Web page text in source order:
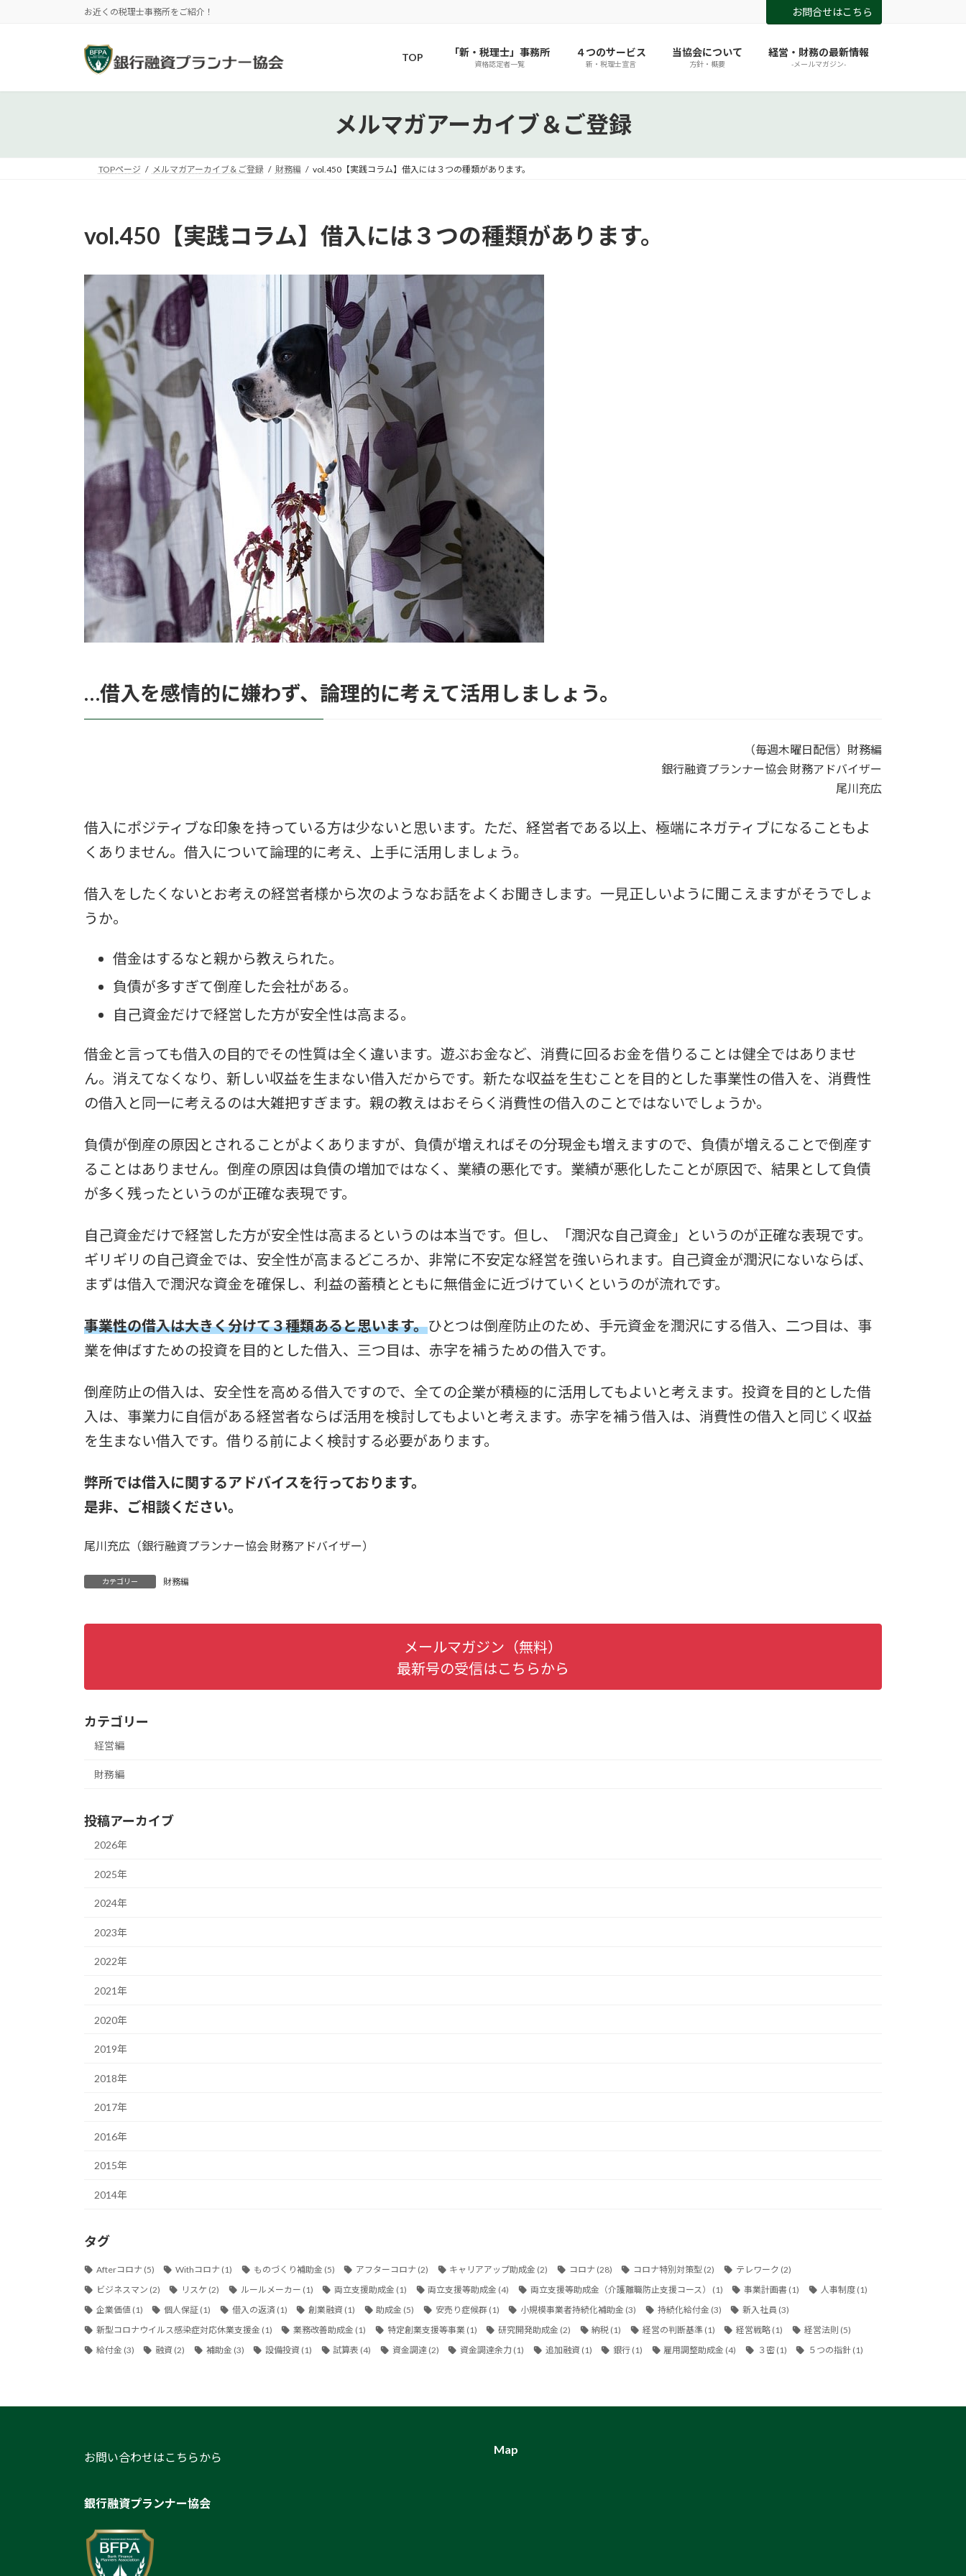
へ
ョ
お近くの税理士事務所をご紹介！ お問合せはこちら
TOP 「新・税理士」事務所
資格認定者一覧
４つのサービス
新・税理士宣言
当協会について
方針・概要
経営・財務の最新情報
-メールマガジン-
メルマガアーカイブ＆ご登録
TOPページ メルマガアーカイブ＆ご登録 財務編 vol.450【実践コラム】借入には３つの種類があります。
vol.450【実践コラム】借入には３つの種類があります。
…借入を感情的に嫌わず、論理的に考えて活用しましょう。
（毎週木曜日配信）財務編
銀行融資プランナー協会 財務アドバイザー
尾川充広
借入にポジティブな印象を持っている方は少ないと思います。ただ、経営者である以上、極端にネガティブになることもよ
くありません。借入について論理的に考え、上手に活用しましょう。
借入をしたくないとお考えの経営者様から次のようなお話をよくお聞きします。一見正しいように聞こえますがそうでしょ
うか。
借金はするなと親から教えられた。
負債が多すぎて倒産した会社がある。
自己資金だけで経営した方が安全性は高まる。
借金と言っても借入の目的でその性質は全く違います。遊ぶお金など、消費に回るお金を借りることは健全ではありませ
ん。消えてなくなり、新しい収益を生まない借入だからです。新たな収益を生むことを目的とした事業性の借入を、消費性
の借入と同一に考えるのは大雑把すぎます。親の教えはおそらく消費性の借入のことではないでしょうか。
負債が倒産の原因とされることがよくありますが、負債が増えればその分現金も増えますので、負債が増えることで倒産す
ることはありません。倒産の原因は負債の増加ではなく、業績の悪化です。業績が悪化したことが原因で、結果として負債
が多く残ったというのが正確な表現です。
自己資金だけで経営した方が安全性は高まるというのは本当です。但し、「潤沢な自己資金」というのが正確な表現です。
ギリギリの自己資金では、安全性が高まるどころか、非常に不安定な経営を強いられます。自己資金が潤沢にないならば、
まずは借入で潤沢な資金を確保し、利益の蓄積とともに無借金に近づけていくというのが流れです。
事業性の借入は大きく分けて３種類あると思います。ひとつは倒産防止のため、手元資金を潤沢にする借入、二つ目は、事
業を伸ばすための投資を目的とした借入、三つ目は、赤字を補うための借入です。
倒産防止の借入は、安全性を高める借入ですので、全ての企業が積極的に活用してもよいと考えます。投資を目的とした借
入は、事業力に自信がある経営者ならば活用を検討してもよいと考えます。赤字を補う借入は、消費性の借入と同じく収益
を生まない借入です。借りる前によく検討する必要があります。
弊所では借入に関するアドバイスを行っております。
是非、ご相談ください。
尾川充広（銀行融資プランナー協会 財務アドバイザー）
カテゴリー 財務編
メールマガジン（無料）
最新号の受信はこちらから
カテゴリー
経営編
財務編
投稿アーカイブ
2026年
2025年
2024年
2023年
2022年
2021年
2020年
2019年
2018年
2017年
2016年
2015年
2014年
タグ
Afterコロナ(5) Withコロナ (1) ものづくり補助金 (5) アフターコロナ(2) キャリアアップ助成金 (2) コロナ(28) コロナ特別対策型 (2) テレワーク (2)
ビジネスマン (2) リスケ (2) ルールメーカー (1) 両立支援助成金 (1) 両立支援等助成金 (4) 両立支援等助成金（介護離職防止支援コース） (1) 事業計画書 (1) 人事制度(1)
企業価値(1) 個人保証 (1) 借入の返済(1) 創業融資 (1) 助成金 (5) 安売り症候群(1) 小規模事業者持続化補助金 (3) 持続化給付金 (3) 新入社員 (3)
新型コロナウイルス感染症対応休業支援金 (1) 業務改善助成金 (1) 特定創業支援等事業(1) 研究開発助成金 (2) 納税 (1) 経営の判断基準(1) 経営戦略 (1) 経営法則 (5)
給付金 (3) 融資 (2) 補助金 (3) 設備投資 (1) 試算表 (4) 資金調達(2) 資金調達余力 (1) 追加融資 (1) 銀行(1) 雇用調整助成金 (4) ３密(1) ５つの指針 (1)
お問い合わせはこちらから
銀行融資プランナー協会
Map